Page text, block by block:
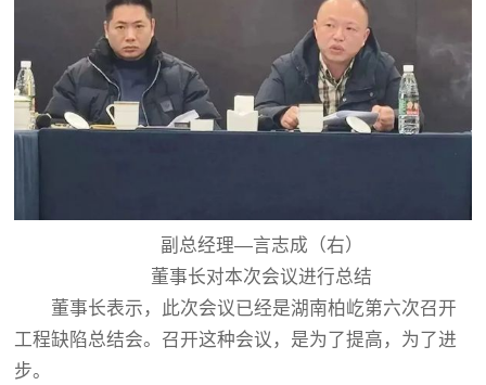
副总经理—言志成（右）
董事长对本次会议进行总结
董事长表示，此次会议已经是湖南柏屹第六次召开
工程缺陷总结会。召开这种会议，是为了提高，为了进
步。